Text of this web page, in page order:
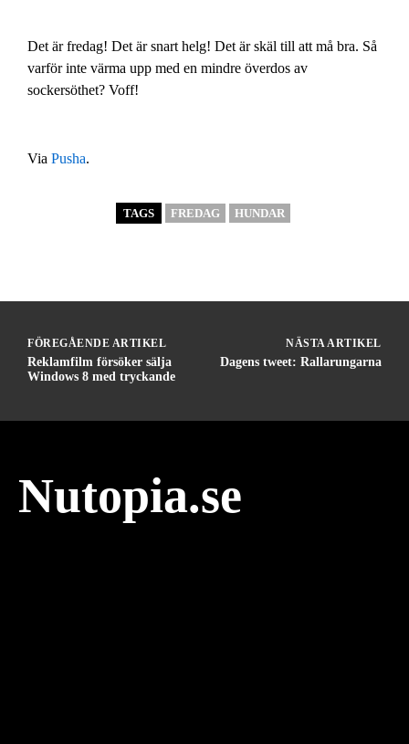
Det är fredag! Det är snart helg! Det är skäl till att må bra. Så
varför inte värma upp med en mindre överdos av
sockersöthet? Voff!
Via Pusha.
TAGS FREDAG HUNDAR
FÖREGÅENDE ARTIKEL
Reklamfilm försöker sälja
Windows 8 med tryckande
NÄSTA ARTIKEL
Dagens tweet: Rallarungarna
Nutopia.se